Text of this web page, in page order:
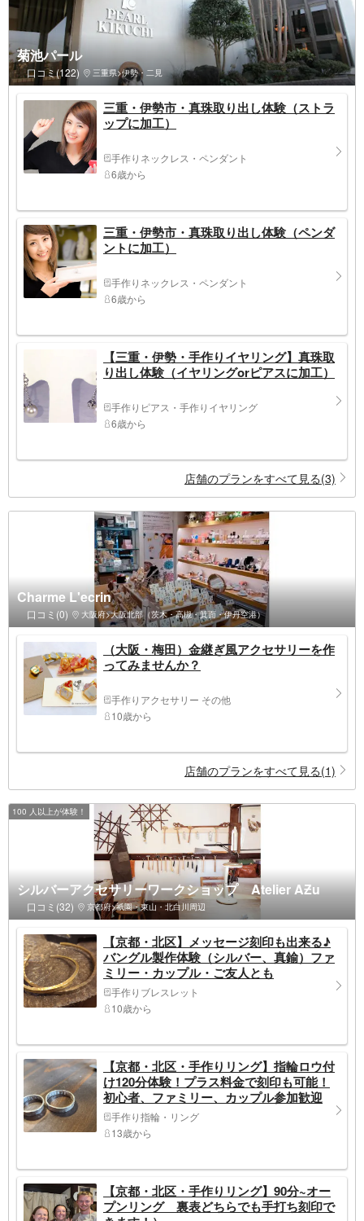
菊池パール
口コミ(122) 三重県>伊勢・二見
三重・伊勢市・真珠取り出し体験（ストラ
ップに加工）
手作りネックレス・ペンダント
6歳から
三重・伊勢市・真珠取り出し体験（ペンダ
ントに加工）
手作りネックレス・ペンダント
6歳から
【三重・伊勢・手作りイヤリング】真珠取
り出し体験（イヤリングorピアスに加工）
手作りピアス・手作りイヤリング
6歳から
店舗のプランをすべて見る(3)
Charme L'ecrin
口コミ(0) 大阪府>大阪北部（茨木・高槻・箕面・伊丹空港）
（大阪・梅田）金継ぎ風アクセサリーを作
ってみませんか？
手作りアクセサリー その他
10歳から
店舗のプランをすべて見る(1)
100 人以上が体験！
シルバーアクセサリーワークショップ Atelier AƵu
口コミ(32) 京都府>祇園・東山・北白川周辺
【京都・北区】メッセージ刻印も出来る♪
バングル製作体験（シルバー、真鍮）ファ
ミリー・カップル・ご友人とも
手作りブレスレット
10歳から
【京都・北区・手作りリング】指輪ロウ付
け120分体験！プラス料金で刻印も可能！
初心者、ファミリー、カップル参加歓迎
（当日予約可能）
手作り指輪・リング
13歳から
【京都・北区・手作りリング】90分~オー
プンリング 裏表どちらでも手打ち刻印で